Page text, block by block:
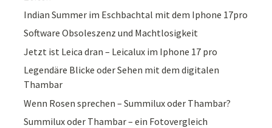
Indian Summer im Eschbachtal mit dem Iphone 17pro
Software Obsoleszenz und Machtlosigkeit
Jetzt ist Leica dran – Leicalux im Iphone 17 pro
Legendäre Blicke oder Sehen mit dem digitalen
Thambar
Wenn Rosen sprechen – Summilux oder Thambar?
Summilux oder Thambar – ein Fotovergleich